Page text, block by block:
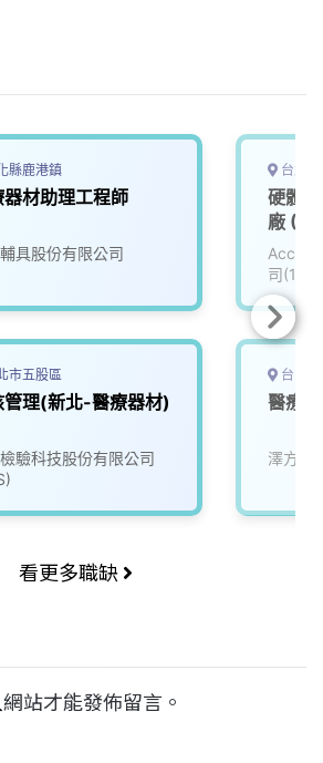
縣鹿港鎮
器材助理工程師
具股份有限公司
市五股區
管理(新北-醫療器材)
驗科技股份有限公司
台北
硬體
廠
司
台中
醫療
澤方科
看更多職缺
網站才能發佈留言。